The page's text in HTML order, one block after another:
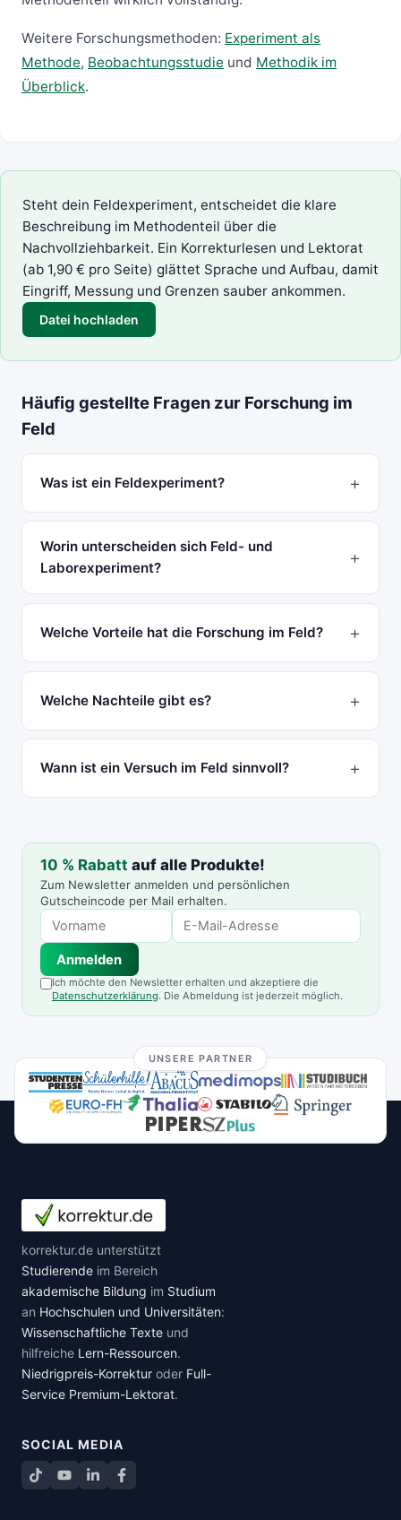
Weitere Forschungsmethoden: Experiment als
Methode, Beobachtungsstudie und Methodik im
Überblick.
Steht dein Feldexperiment, entscheidet die klare
Beschreibung im Methodenteil über die
Nachvollziehbarkeit. Ein Korrekturlesen und Lektorat
(ab 1,90 € pro Seite) glättet Sprache und Aufbau, damit
Eingriff, Messung und Grenzen sauber ankommen.
Datei hochladen
Häufig gestellte Fragen zur Forschung im
Feld
Was ist ein Feldexperiment?
Worin unterscheiden sich Feld- und
Laborexperiment?
Welche Vorteile hat die Forschung im Feld?
Welche Nachteile gibt es?
Wann ist ein Versuch im Feld sinnvoll?
10 % Rabatt auf alle Produkte!
Zum Newsletter anmelden und persönlichen
Gutscheincode per Mail erhalten.
Anmelden
Ich möchte den Newsletter erhalten und akzeptiere die
Datenschutzerklärung. Die Abmeldung ist jederzeit möglich.
UNSERE PARTNER
korrektur.de unterstützt
Studierende im Bereich
akademische Bildung im Studium
an Hochschulen und Universitäten:
Wissenschaftliche Texte und
hilfreiche Lern-Ressourcen.
Niedrigpreis-Korrektur oder Full-
Service Premium-Lektorat.
SOCIAL MEDIA
TikTokYouTube
LinkedInFacebook teilen